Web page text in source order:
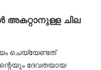
അകറ്റാനുള്ള ചില
ചെയ്യേണ്ടത്
ദേവതയായ